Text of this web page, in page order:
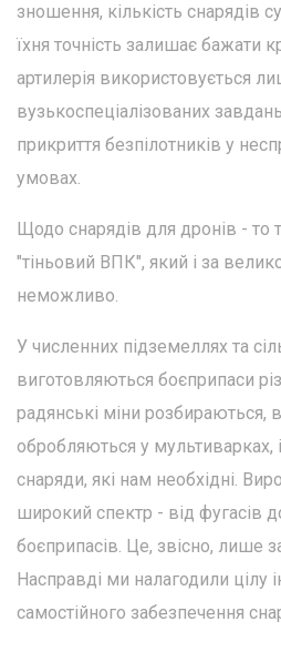
зношення, кількість снарядів
їхня точність залишає бажати
артилерія використовується
вузькоспеціалізованих
прикриття безпілотників у
умовах.
Щодо снарядів для дронів - то
"тіньовий ВПК", який і за
неможливо.
У численних підземеллях та
виготовляються боєприпаси
радянські міни розбираються,
обробляються у мультиварках,
снаряди, які нам необхідні.
широкий спектр - від фугасів
боєприпасів. Це, звісно, лише
Насправді ми налагодили цілу
самостійного забезпечення